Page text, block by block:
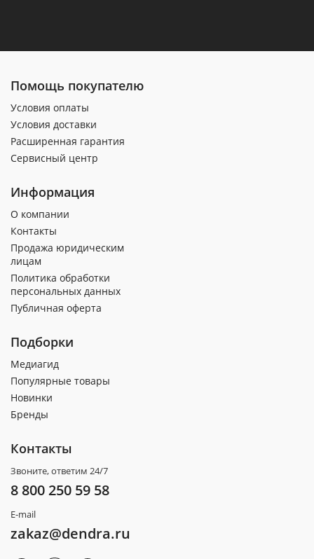
Помощь покупателю
Условия оплаты
Условия доставки
Расширенная гарантия
Сервисный центр
Информация
О компании
Контакты
Продажа юридическим
лицам
Политика обработки
персональных данных
Публичная оферта
Подборки
Медиагид
Популярные товары
Новинки
Бренды
Контакты
Звоните, ответим 24/7
8 800 250 59 58
E-mail
zakaz@dendra.ru